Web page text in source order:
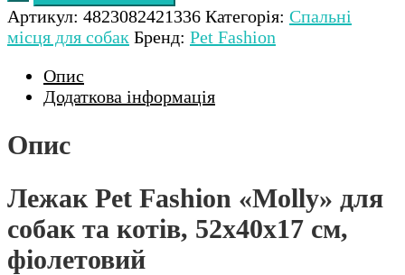
Артикул: 4823082421336 Категорія: Спальні
місця для собак Бренд: Pet Fashion
Опис
Додаткова інформація
Опис
Лежак Pet Fashion «Molly» для
собак та котів, 52х40х17 см,
фіолетовий